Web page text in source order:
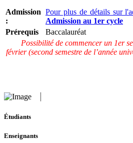
Admission
:
Pour plus de détails sur
Admission au 1er cycle
Prérequis
Baccalauréat
Possibilité de commencer un 1er
février (second semestre de l’année
Étudiants
Enseignants